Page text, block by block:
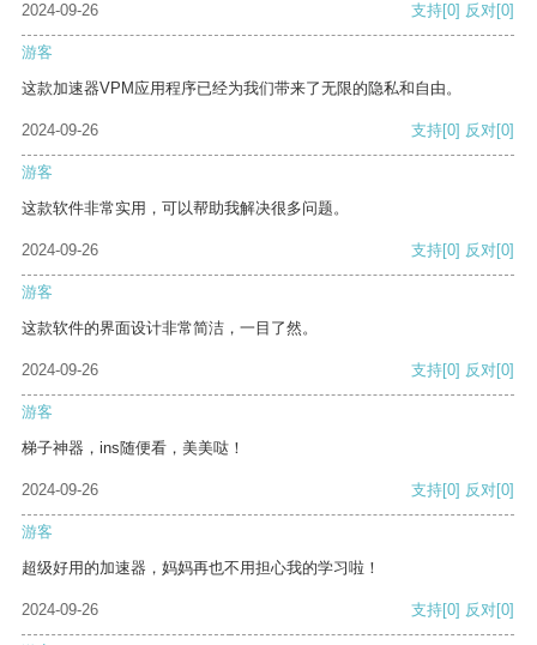
2024-09-26
支持[0] 反对[0]
游客
这款加速器VPM应用程序已经为我们带来了无限的隐私和自由。
2024-09-26 支持[0] 反对[0]
游客
这款软件非常实用，可以帮助我解决很多问题。
2024-09-26 支持[0] 反对[0]
游客
这款软件的界面设计非常简洁，一目了然。
2024-09-26 支持[0] 反对[0]
游客
梯子神器，ins随便看，美美哒！
2024-09-26 支持[0] 反对[0]
游客
超级好用的加速器，妈妈再也不用担心我的学习啦！
2024-09-26 支持[0] 反对[0]